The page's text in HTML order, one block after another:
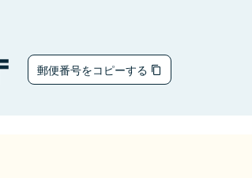
郵便番号をコピーする